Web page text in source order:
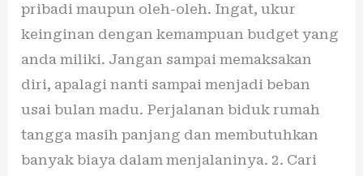
pribadi maupun oleh-oleh. Ingat, ukur
keinginan dengan kemampuan budget yang
anda miliki. Jangan sampai memaksakan
diri, apalagi nanti sampai menjadi beban
usai bulan madu. Perjalanan biduk rumah
tangga masih panjang dan membutuhkan
banyak biaya dalam menjalaninya. 2. Cari